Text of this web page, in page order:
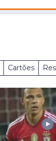
Cartões